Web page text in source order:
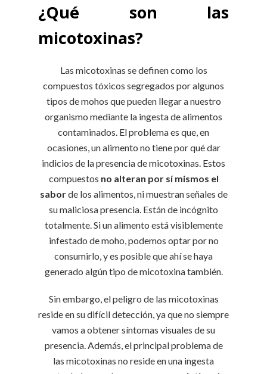
¿Qué son las
micotoxinas?
Las micotoxinas se definen como los
compuestos tóxicos segregados por algunos
tipos de mohos que pueden llegar a nuestro
organismo mediante la ingesta de alimentos
contaminados. El problema es que, en
ocasiones, un alimento no tiene por qué dar
indicios de la presencia de micotoxinas. Estos
compuestos no alteran por sí mismos el
saborde los alimentos, ni muestran señales de
su maliciosa presencia. Están de incógnito
totalmente. Si un alimento está visiblemente
infestado de moho, podemos optar por no
consumirlo, y es posible que ahí se haya
generado algún tipo de micotoxina también.
Sin embargo, el peligro de las micotoxinas
reside en su difícil detección, ya que no siempre
vamos a obtener síntomas visuales de su
presencia. Además, el principal problema de
las micotoxinas no reside en una ingesta